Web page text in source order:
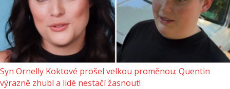
Syn Ornelly Koktové prošel velkou proměnou: Quentin
výrazně zhubl a lidé nestačí žasnout!